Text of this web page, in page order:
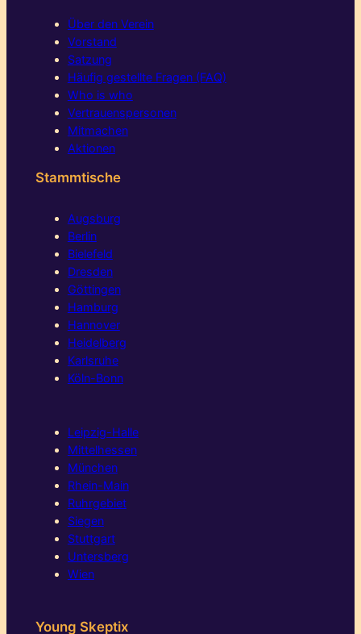
Über den Verein
Vorstand
Satzung
Häufig gestellte Fragen (FAQ)
Who is who
Vertrauenspersonen
Mitmachen
Aktionen
Stammtische
Augsburg
Berlin
Bielefeld
Dresden
Göttingen
Hamburg
Hannover
Heidelberg
Karlsruhe
Köln-Bonn
Leipzig-Halle
Mittelhessen
München
Rhein-Main
Ruhrgebiet
Siegen
Stuttgart
Untersberg
Wien
Young Skeptix